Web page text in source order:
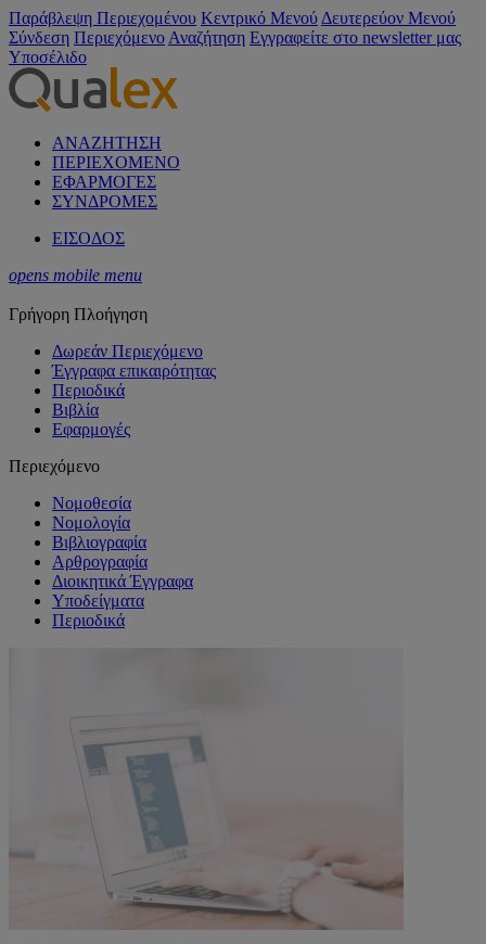
Παράβλεψη Περιεχομένου Κεντρικό Μενού Δευτερεύον Μενού
Σύνδεση Περιεχόμενο Αναζήτηση Εγγραφείτε στο newsletter μας
Υποσέλιδο
ΑΝΑΖΗΤΗΣΗ
ΠΕΡΙΕΧΟΜΕΝΟ
ΕΦΑΡΜΟΓΕΣ
ΣΥΝΔΡΟΜΕΣ
ΕΙΣΟΔΟΣ
opens mobile menu
Γρήγορη Πλοήγηση
Δωρεάν Περιεχόμενο
Έγγραφα επικαιρότητας
Περιοδικά
Βιβλία
Εφαρμογές
Περιεχόμενο
Νομοθεσία
Νομολογία
Βιβλιογραφία
Αρθρογραφία
Διοικητικά Έγγραφα
Υποδείγματα
Περιοδικά